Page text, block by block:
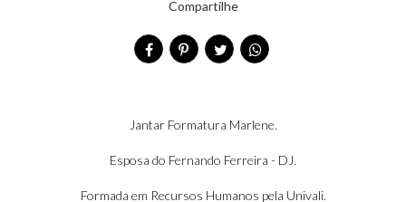
Formatu
Compartilhe
Jantar Formatura Marlene.
Esposa do Fernando Ferreira - DJ.
Formada em Recursos Humanos pela Univali.